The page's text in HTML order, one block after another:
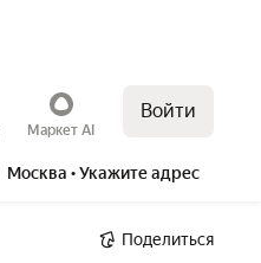
Маркет AI
Войти
Москва • Укажите адрес
Поделиться